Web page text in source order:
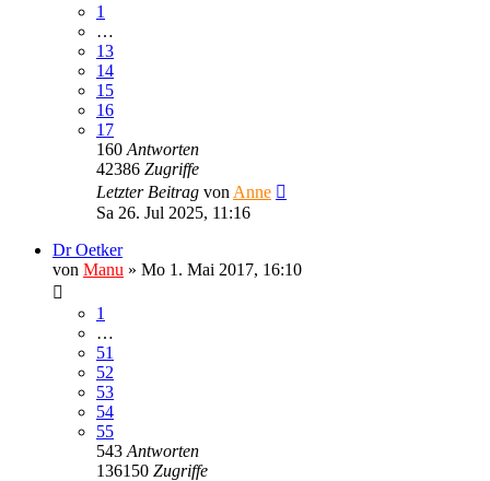
1
…
13
14
15
16
17
160 Antworten
42386 Zugriffe
Letzter Beitrag von Anne
Sa 26. Jul 2025, 11:16
Dr Oetker
von Manu » Mo 1. Mai 2017, 16:10
1
…
51
52
53
54
55
543 Antworten
136150 Zugriffe